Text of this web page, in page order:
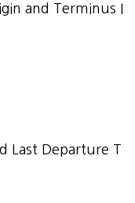
and Terminus I
Last Departure T